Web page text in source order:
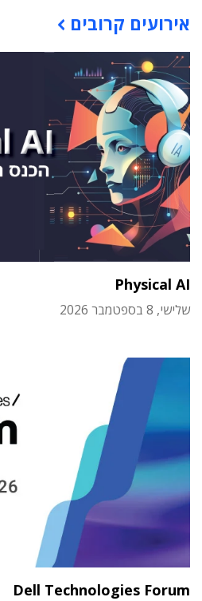
אירועים קרובים
Physical AI
שלישי, 8 בספטמבר 2026
Dell Technologies Forum